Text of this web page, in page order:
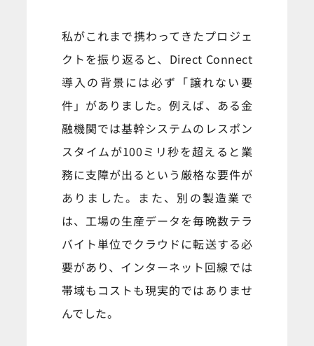
私がこれまで携わってきたプロジェ
クトを振り返ると、Direct Connect
導入の背景には必ず「譲れない要
件」がありました。例えば、ある金
融機関では基幹システムのレスポン
スタイムが100ミリ秒を超えると業
務に支障が出るという厳格な要件が
ありました。また、別の製造業で
は、工場の生産データを毎晩数テラ
バイト単位でクラウドに転送する必
要があり、インターネット回線では
帯域もコストも現実的ではありませ
んでした。